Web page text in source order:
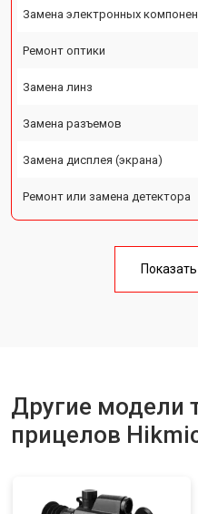
Замена электронных
Ремонт оптики
Замена линз
Замена разъемов
Замена дисплея (экрана)
Ремонт или замена детектора
Другие модели
прицелов